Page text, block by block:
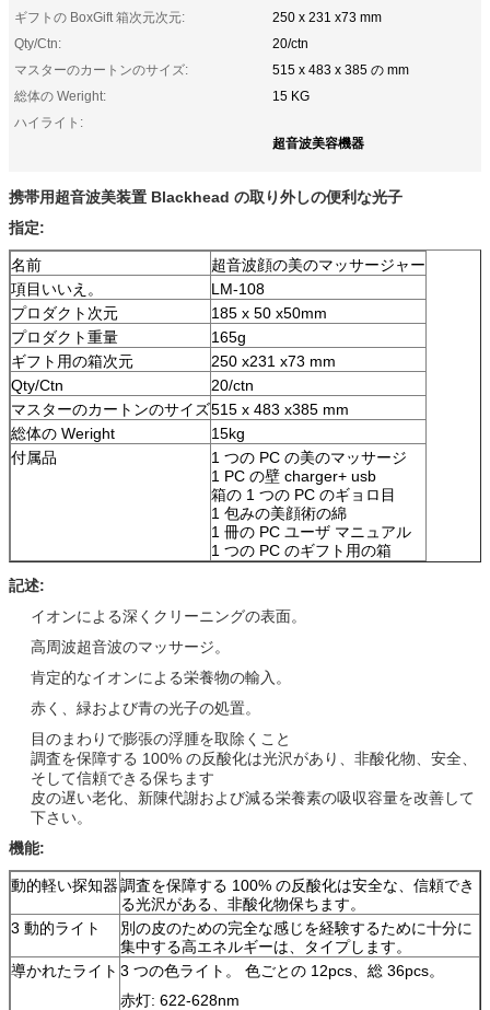
ギフトの BoxGift 箱次元次元:
250 x 231 x73 mm
Qty/Ctn:
20/ctn
マスターのカートンのサイズ:
515 x 483 x 385 の mm
総体の Weright:
15 KG
ハイライト:
超音波美容機器
携帯用超音波美装置 Blackhead の取り外しの便利な光子
指定:
名前
超音波顔の美のマッサージャー
項目いいえ。
LM-108
プロダクト次元
185 x 50 x50mm
プロダクト重量
165g
ギフト用の箱次元
250 x231 x73 mm
Qty/Ctn
20/ctn
マスターのカートンのサイズ515 x 483 x385 mm
総体の Weright
15kg
付属品
1 つの PC の美のマッサージ
1 PC の壁 charger+ usb
箱の 1 つの PC のギョロ目
1 包みの美顔術の綿
1 冊の PC ユーザ マニュアル
1 つの PC のギフト用の箱
記述:
イオンによる深くクリーニングの表面。
高周波超音波のマッサージ。
肯定的なイオンによる栄養物の輸入。
赤く、緑および青の光子の処置。
目のまわりで膨張の浮腫を取除くこと
調査を保障する 100% の反酸化は光沢があり、非酸化物、安全、
そして信頼できる保ちます
皮の遅い老化、新陳代謝および減る栄養素の吸収容量を改善して
下さい。
機能:
動的軽い探知器調査を保障する 100% の反酸化は安全な、信頼でき
る光沢がある、非酸化物保ちます。
3 動的ライト
別の皮のための完全な感じを経験するために十分に
集中する高エネルギーは、タイプします。
導かれたライト 3 つの色ライト。 色ごとの 12pcs、総 36pcs。
赤灯: 622-628nm